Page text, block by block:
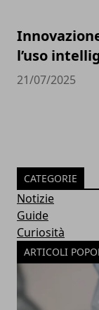
l’uso
21/07/2025
CATEGORIE
Notizie
Guide
Curiosità
ARTICOLI